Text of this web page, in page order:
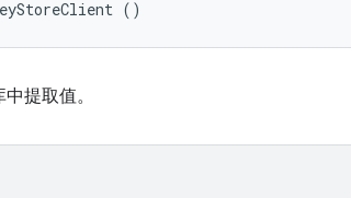
()
提取值。